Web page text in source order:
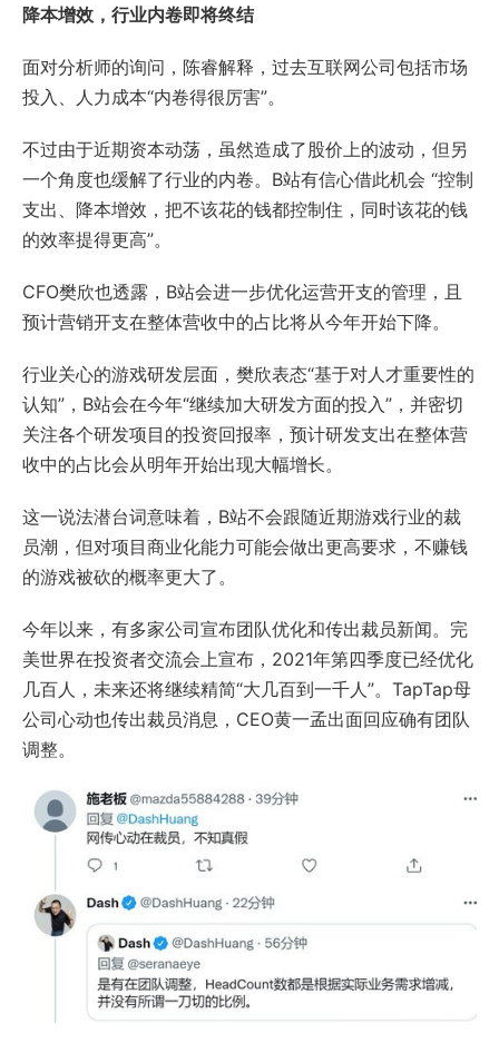
降本增效，行业内卷即将终结
面对分析师的询问，陈睿解释，过去互联网公司包括市场
投入、人力成本“内卷得很厉害”。
不过由于近期资本动荡，虽然造成了股价上的波动，但另
一个角度也缓解了行业的内卷。B站有信心借此机会 “控制
支出、降本增效，‍‍把不该花的钱都控制住，同时该花的钱
的效率提得更高”。
CFO樊欣也透露，B站会进一步优化运营开支的管理，且
预计营销开支在整体营收中的占比将从今年开始下降。
行业关心的游戏研发层面，樊欣表态“基于对人才重要性的
认知”，B站会在今年“继续加大研发方面的投入”，并密切
关注各个研发项目的投资回报率，预计研发支出在整体营
收中的占比会从明年开始出现大幅增长。
这一说法潜台词意味着，B站不会跟随近期游戏行业的裁
员潮，但对项目商业化能力可能会做出更高要求，不赚钱
的游戏被砍的概率更大了。
今年以来，有多家公司宣布团队优化和传出裁员新闻。完
美世界在投资者交流会上宣布，2021年第四季度已经优化
几百人，未来还将继续精简“大几百到一千人”。TapTap母
公司心动也传出裁员消息，CEO黄一孟出面回应确有团队
调整。